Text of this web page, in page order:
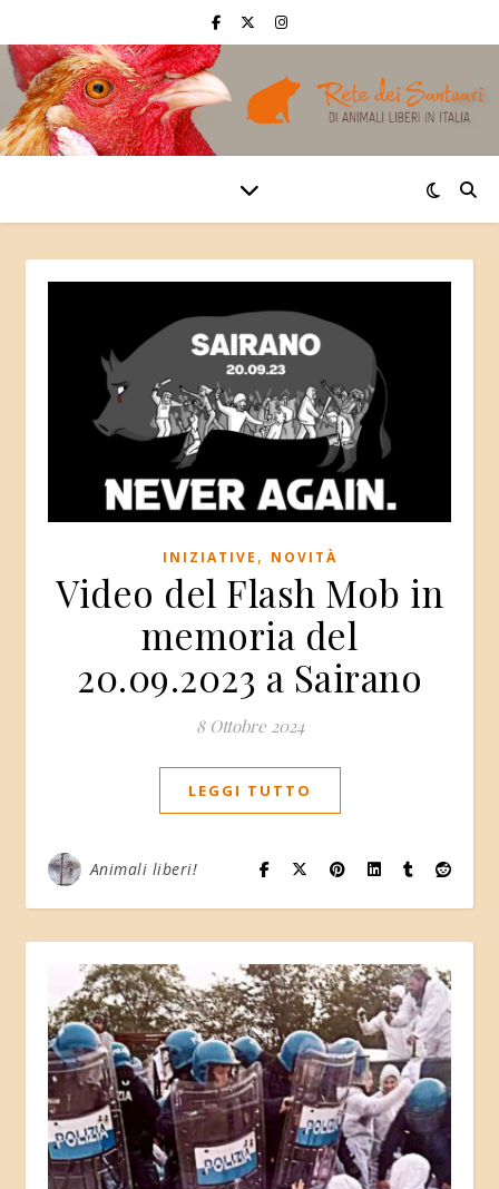
INIZIATIVE , NOVITÀ
Video del Flash Mob in
memoria del
20.09.2023 a Sairano
8 Ottobre 2024
LEGGI TUTTO
Animali liberi!